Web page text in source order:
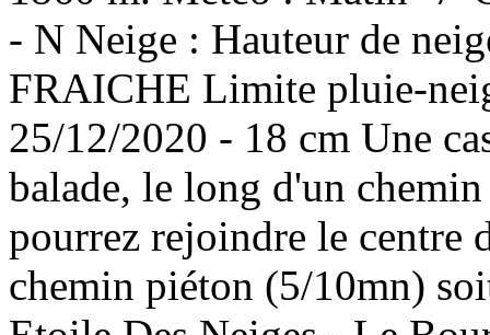
- N Neige : Hauteur de
FRAICHE Limite pluie-
25/12/2020 - 18 cm Une
balade, le long d'un
pourrez rejoindre le centre
chemin piéton (5/10mn)